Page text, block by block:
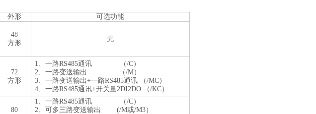
外形
可选功能
48
方形
无
72
方形
1、一路RS485通讯 （/C）
2、一路变送输出 （/M）
3、一路变送输出+一路RS485通讯 （/MC）
4、一路RS485通讯+开关量2DI2DO （/KC）
80
1、一路RS485通讯 （/C）
2、可多三路变送输出 (/M或/M3）